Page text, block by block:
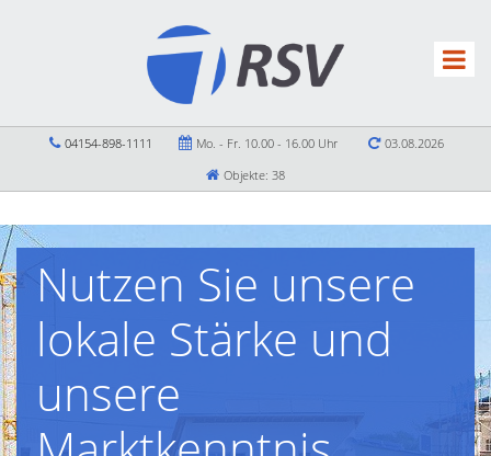
04154-898-1111 Mo. - Fr. 10.00 - 16.00 Uhr
03.08.2026
Objekte: 38
Nutzen Sie unsere
lokale Stärke und
unsere